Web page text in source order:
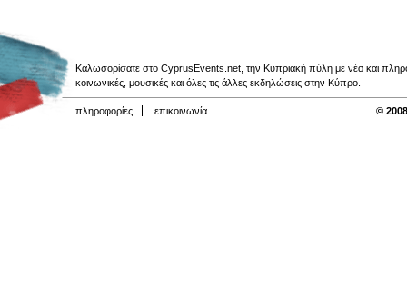
Καλωσορίσατε στο CyprusEvents.net, την Κυπριακή πύλη με νέα και
κοινωνικές, μουσικές και όλες τις άλλες εκδηλώσεις στην Κύπρο.
πληροφορίες επικοινωνία ©